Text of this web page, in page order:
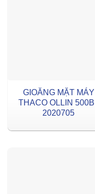
GIOĂNG MẶT MÁY
THACO OLLIN 500B |
2020705